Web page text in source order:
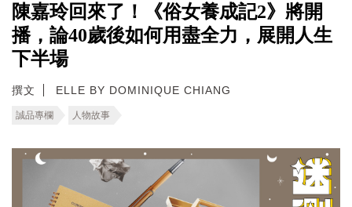
陳嘉玲回來了！《俗女養成記2》將開
播，論40歲後如何用盡全力，展開人生
下半場
撰文 ELLE BY DOMINIQUE CHIANG
誠品專欄 人物故事